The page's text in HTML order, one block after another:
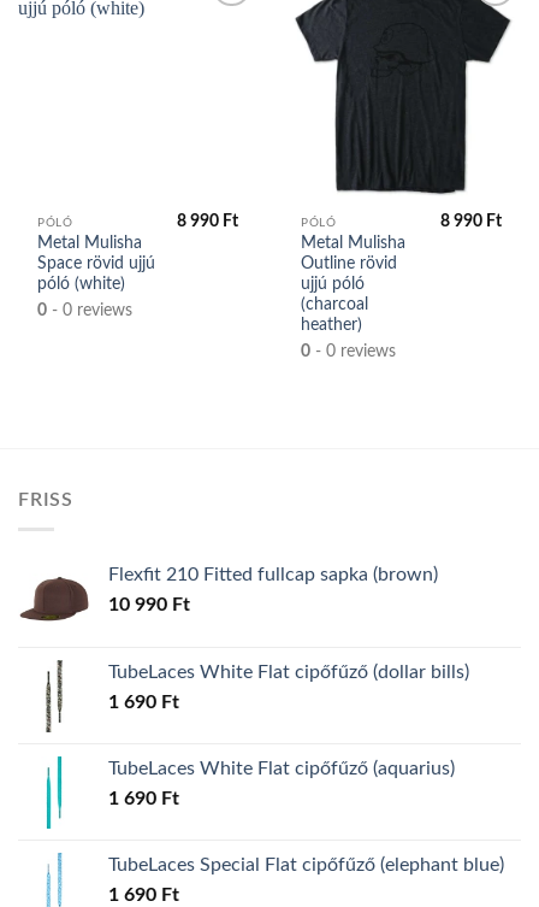
PÓLÓ
Metal Mulisha
Space rövid ujjú
póló (white)
0 - 0 reviews
8 990 Ft PÓLÓ
Metal Mulisha
Outline rövid
ujjú póló
(charcoal
heather)
0 - 0 reviews
8 990 Ft
FRISS
Flexfit 210 Fitted fullcap sapka (brown)
10 990 Ft
TubeLaces White Flat cipőfűző (dollar bills)
1 690 Ft
TubeLaces White Flat cipőfűző (aquarius)
1 690 Ft
TubeLaces Special Flat cipőfűző (elephant blue)
1 690 Ft